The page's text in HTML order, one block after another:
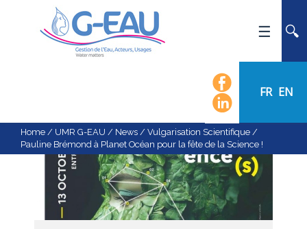
FR EN
NEWS
EVENTS
CALENDAR OF EVENTS
FLOW CHART
Home / UMR G-EAU / News / Vulgarisation Scientifique /
Pauline Brémond à Planet Océan pour la fête de la Science !